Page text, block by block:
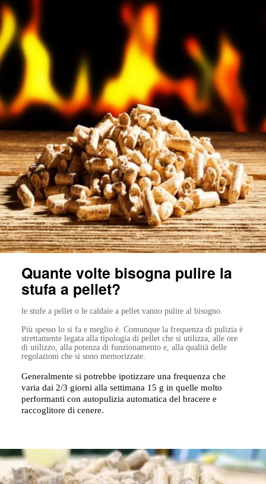
Quante volte bisogna pulire la
stufa a pellet?
le stufe a pellet o le caldaie a pellet vanno pulite al bisogno.
Più spesso lo si fa e meglio è. Comunque la frequenza di pulizia è
strettamente legata alla tipologia di pellet che si utilizza, alle ore
di utilizzo, alla potenza di funzionamento e, alla qualità delle
regolazioni che si sono memorizzate.
Generalmente si potrebbe ipotizzare una frequenza che
varia dai 2/3 giorni alla settimana 15 g in quelle molto
performanti con autopulizia automatica del bracere e
raccoglitore di cenere.